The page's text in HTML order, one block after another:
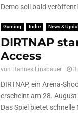
Demo soll bald
Gaming Indie News &
DIRTNAP
Access
von Hannes Linsbauer
DIRTNAP, ein Arena-
erscheint am 28.
Das Spiel bietet